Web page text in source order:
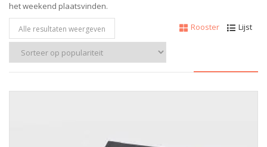
het weekend plaatsvinden.
Rooster
Lijst
Alle resultaten weergeven